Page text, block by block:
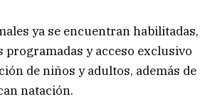
ya se encuentran habilitadas,
programadas y acceso exclusivo
de niños y adultos, además de
natación.